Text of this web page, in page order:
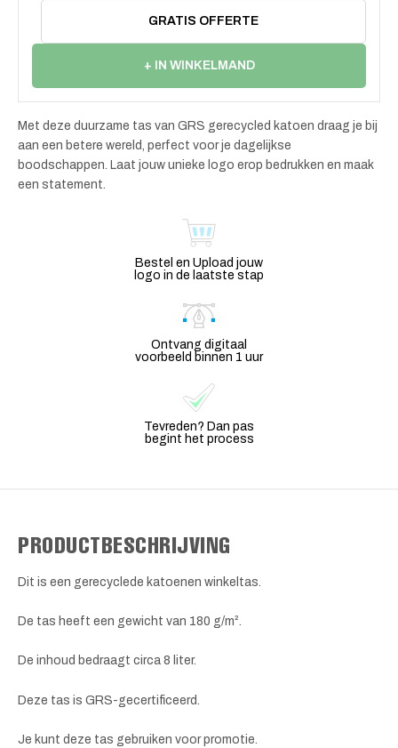
GRATIS OFFERTE
+ IN WINKELMAND
Met deze duurzame tas van GRS gerecycled katoen draag je bij
aan een betere wereld, perfect voor je dagelijkse
boodschappen. Laat jouw unieke logo erop bedrukken en maak
een statement.
Bestel en Upload jouw
logo in de laatste stap
Ontvang digitaal
voorbeeld binnen 1 uur
Tevreden? Dan pas
begint het process
PRODUCTBESCHRIJVING
Dit is een gerecyclede katoenen winkeltas.
De tas heeft een gewicht van 180 g/m².
De inhoud bedraagt circa 8 liter.
Deze tas is GRS-gecertificeerd.
Je kunt deze tas gebruiken voor promotie.